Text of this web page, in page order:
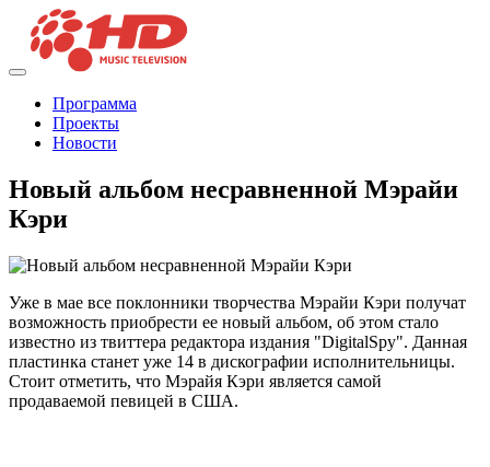
Программа
Проекты
Новости
Новый альбом несравненной Мэрайи
Кэри
Уже в мае все поклонники творчества Мэрайи Кэри получат
возможность приобрести ее новый альбом, об этом стало
известно из твиттера редактора издания "DigitalSpy". Данная
пластинка станет уже 14 в дискографии исполнительницы.
Стоит отметить, что Мэрайя Кэри является самой
продаваемой певицей в США.